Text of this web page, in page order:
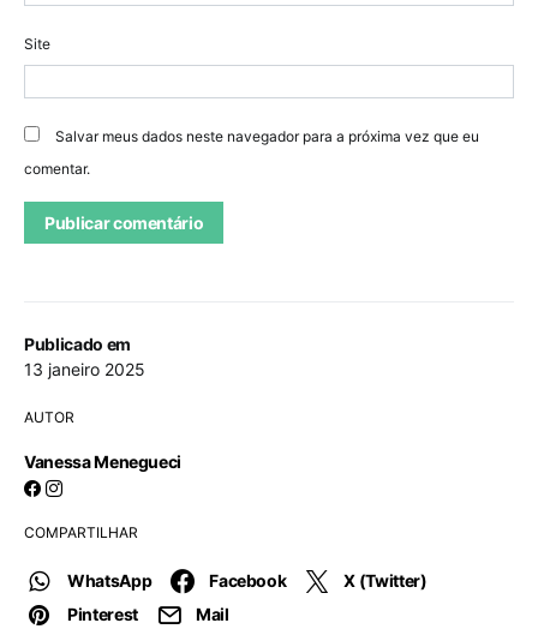
Publicado em
13 janeiro 2025
AUTOR
Vanessa Menegueci
COMPARTILHAR
WhatsApp Facebook
X (Twitter)
Pinterest
Mail
Site
Salvar meus dados neste navegador para a próxima vez que eu
comentar.